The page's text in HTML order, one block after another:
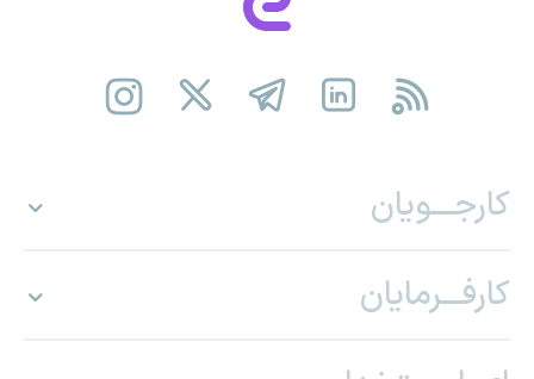
کارجـــویان
کارفـــرمایان